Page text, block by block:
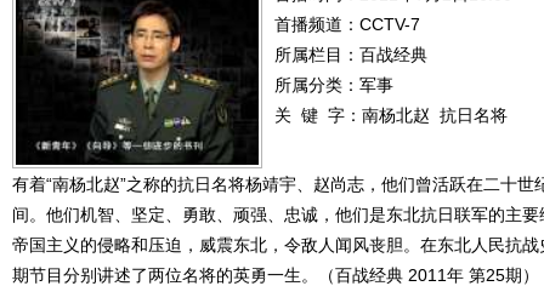
首播频道： CCTV-7
所属栏目： 百战经典
所属分类：军事
关 键 字： 南杨北赵 抗日名将
有着“南杨北赵”之称的抗日名将杨靖宇、赵尚志，他们曾活跃在二十
间。他们机智、坚定、勇敢、顽强、忠诚，他们是东北抗日联军的主
帝国主义的侵略和压迫，威震东北，令敌人闻风丧胆。在东北人民抗
期节目分别讲述了两位名将的英勇一生。（百战经典 2011年 第25期）